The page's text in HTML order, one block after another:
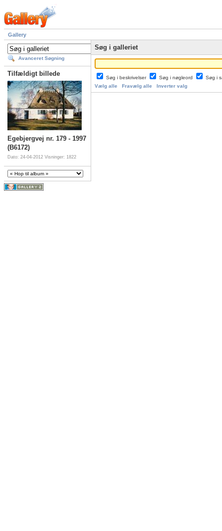
Gallery
Avanceret Søgning
Tilfældigt billede
Egebjergvej nr. 179 - 1997
(B6172)
Dato: 24-04-2012 Visninger: 1822
Søg i galleriet
Søg i beskrivelser Søg i nøgleord
Søg i
Vælg alle
Fravælg alle Inverter valg